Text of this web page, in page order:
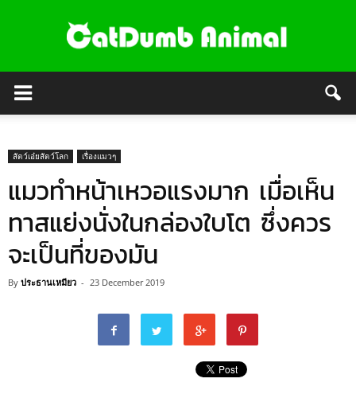
สัตว์เอ๋ยสัตว์โลก เรื่องแมวๆ
แมวทำหน้าเหวอแรงมาก เมื่อเห็น
ทาสแย่งนั่งในกล่องใบโต ซึ่งควร
จะเป็นที่ของมัน
By ประธานเหมียว - 23 December 2019